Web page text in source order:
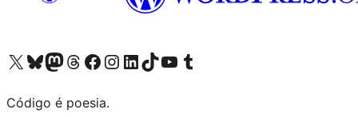
Acessar nossa conta do X (antigo Twitter)
Acessar nossa conta do Bluesky
Acessar nossa conta do Mastodon
Acessar nossa conta do Threads
Acessar nossa página do Facebook
Acessar nossa conta do Instagram
Acessar nossa conta do LinkedIn
Acessar nossa conta do TikTok
Acessar nosso canal do YouTube
Acessar nossa conta no Tumblr
Código é poesia.